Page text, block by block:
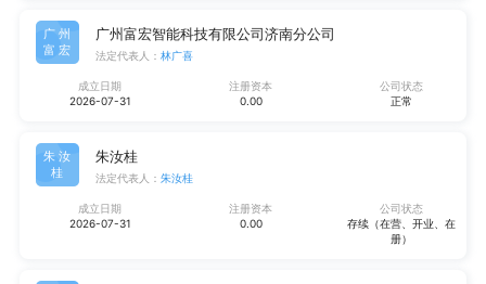
广州
富宏
广州富宏智能科技有限公司济南分公司
法定代表人： 林广喜
成立日期
2026-07-31
注册资本
0.00
公司状态
正常
朱汝
桂
朱汝桂
法定代表人： 朱汝桂
成立日期
2026-07-31
注册资本
0.00
公司状态
存续（在营、开业、在
册）